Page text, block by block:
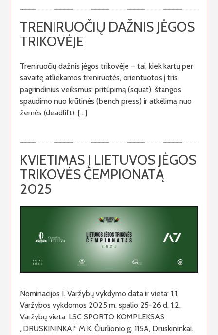
TRENIRUOČIŲ DAŽNIS JĖGOS
TRIKOVĖJE
Treniruočių dažnis jėgos trikovėje – tai, kiek kartų per
savaitę atliekamos treniruotės, orientuotos į tris
pagrindinius veiksmus: pritūpimą (squat), štangos
spaudimo nuo krūtinės (bench press) ir atkėlimą nuo
žemės (deadlift). […]
KVIETIMAS Į LIETUVOS JĖGOS
TRIKOVĖS ČEMPIONATĄ
2025
Nominacijos I. Varžybų vykdymo data ir vieta: 1.1.
Varžybos vykdomos 2025 m. spalio 25-26 d. 1.2.
Varžybų vieta: LSC SPORTO KOMPLEKSAS
„DRUSKININKAI“ M.K. Čiurlionio g. 115A, Druskininkai.